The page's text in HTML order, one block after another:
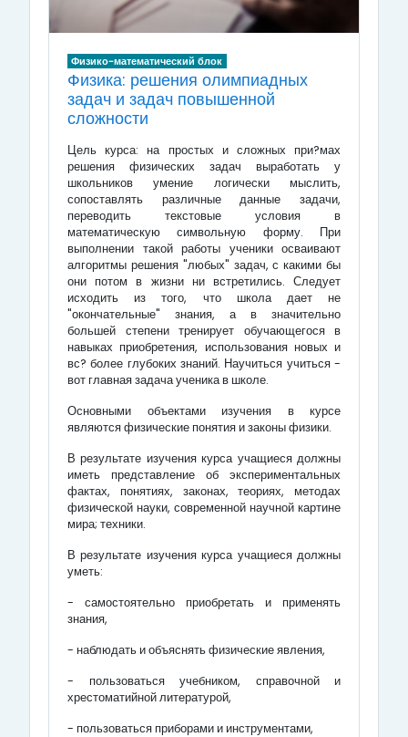
Физико-математический блок
Физика: решения олимпиадных
задач и задач повышенной
сложности
Цель курса: на простых и сложных при?мах
решения физических задач выработать у
школьников умение логически мыслить,
сопоставлять различные данные задачи,
переводить текстовые условия в
математическую символьную форму. При
выполнении такой работы ученики осваивают
алгоритмы решения "любых" задач, с какими бы
они потом в жизни ни встретились. Следует
исходить из того, что школа дает не
"окончательные" знания, а в значительно
большей степени тренирует обучающегося в
навыках приобретения, использования новых и
вс? более глубоких знаний. Научиться учиться -
вот главная задача ученика в школе.
Основными объектами изучения в курсе
являются физические понятия и законы физики.
В результате изучения курса учащиеся должны
иметь представление об экспериментальных
фактах, понятиях, законах, теориях, методах
физической науки, современной научной картине
мира; техники.
В результате изучения курса учащиеся должны
уметь:
- самостоятельно приобретать и применять
знания,
- наблюдать и объяснять физические явления,
- пользоваться учебником, справочной и
хрестоматийной литературой,
- пользоваться приборами и инструментами,